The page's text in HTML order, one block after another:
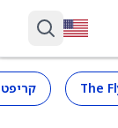
The